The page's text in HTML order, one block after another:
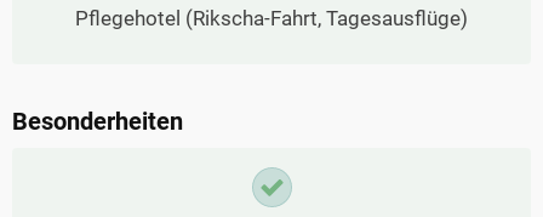
Pflegehotel (Rikscha-Fahrt, Tagesausflüge)
Besonderheiten